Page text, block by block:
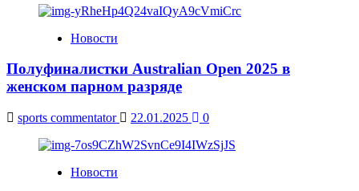
Новости
Полуфиналистки Australian Open 2025 в
женском парном разряде
sports commentator 22.01.2025 0
Новости